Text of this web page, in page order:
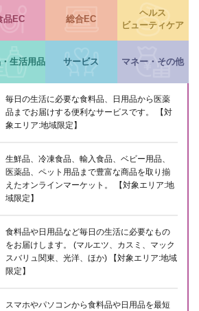
品EC 総合EC
ヘルス
ビューティケア
生活用品 サービス マネー・その他
毎日の生活に必要な食料品、日用品から医薬
品までお届けする便利なサービスです。 【対
象エリア:地域限定】
生鮮品、冷凍食品、輸入食品、ベビー用品、
医薬品、ペット用品まで豊富な商品を取り揃
えたオンラインマーケット。 【対象エリア:地
域限定】
食料品や日用品など毎日の生活に必要なもの
をお届けします。 (マルエツ、カスミ、マック
スバリュ関東、光洋、ほか) 【対象エリア:地域
限定】
スマホやパソコンから食料品や日用品を最短